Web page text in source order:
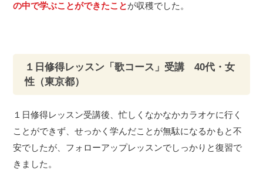
の中で学ぶことができたことが収穫でした。
１日修得レッスン「歌コース」受講 40代・女
性（東京都）
１日修得レッスン受講後、忙しくなかなかカラオケに行く
ことができず、せっかく学んだことが無駄になるかもと不
安でしたが、フォローアップレッスンでしっかりと復習で
きました。